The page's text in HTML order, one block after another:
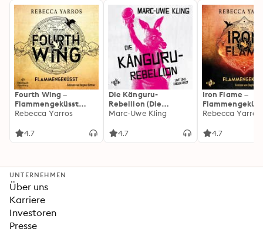
Fourth Wing –
Flammengeküsst
(Flammengeküsst-
Rebecca Yarros
4.7
Die Känguru-
Rebellion (Die
Känguru-Werke 5)
Marc-Uwe Kling
4.7
Iron Flame –
heißersehnte
Rebecca Yarros
4.7
UNTERNEHMEN
Über uns
Karriere
Investoren
Presse